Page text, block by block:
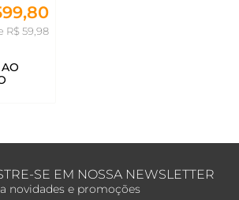
R$ 59,98
SE EM NOSSA NEWSLETTER
novidades e promoções